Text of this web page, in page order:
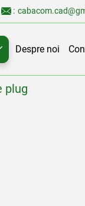
:
Despre noi
plug